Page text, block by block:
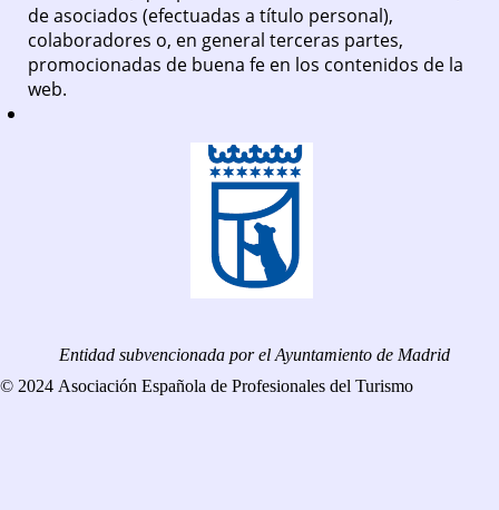
de asociados (efectuadas a título personal),
colaboradores o, en general terceras partes,
promocionadas de buena fe en los contenidos de la
web.
Entidad subvencionada por el Ayuntamiento de Madrid
© 2024 Asociación Española de Profesionales del Turismo